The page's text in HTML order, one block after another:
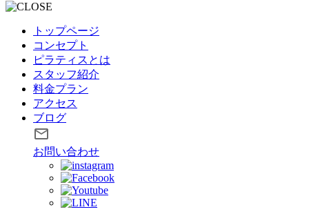
トップページ
コンセプト
ピラティスとは
スタッフ紹介
料金プラン
アクセス
ブログ
お問い合わせ